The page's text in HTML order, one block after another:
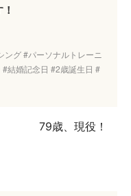
ング #パーソナルトレーニ
結婚記念日 #2歳誕生日 #
79歳、現役！